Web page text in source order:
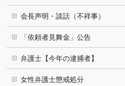
会長声明・談話（不祥事）
「依頼者見舞金」公告
弁護士【今年の逮捕者】
女性弁護士懲戒処分